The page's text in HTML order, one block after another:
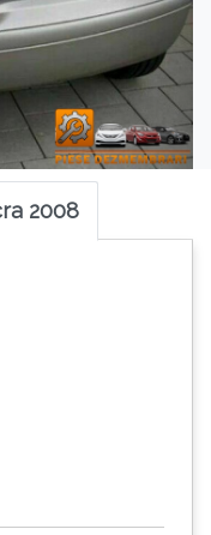
2008